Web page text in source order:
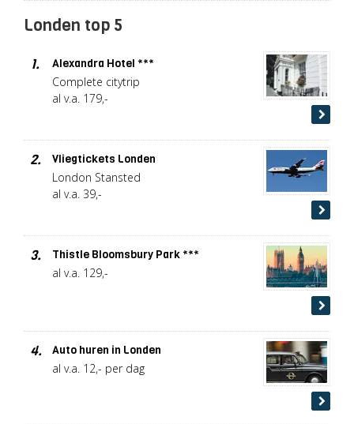
Londen top 5
1.
Alexandra Hotel ***
Complete citytrip
al v.a. 179,-
2.
Vliegtickets Londen
London Stansted
al v.a. 39,-
3.
Thistle Bloomsbury Park ***
al v.a. 129,-
4.
Auto huren in Londen
al v.a. 12,- per dag